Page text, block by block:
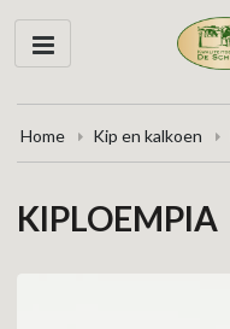
Home Kip en kalkoen
KIPLOEMPIA